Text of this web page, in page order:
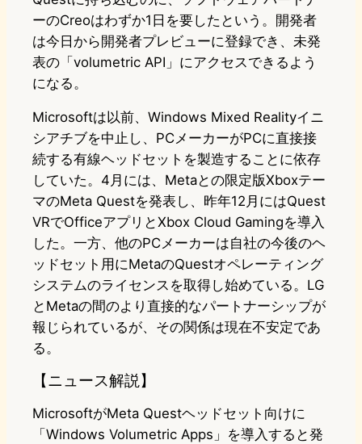
ーのCreoはわずか1日を要したという。開発者
は今日から開発者プレビューに登録でき、未発
表の「volumetric API」にアクセスできるよう
になる。
Microsoftは以前、Windows Mixed Realityイニ
シアチブを中止し、PCメーカーがPCに直接接
続する有線ヘッドセットを製造することに依存
していた。4月には、Metaとの限定版Xboxテー
マのMeta Questを発表し、昨年12月にはQuest
VRでOfficeアプリとXbox Cloud Gamingを導入
した。一方、他のPCメーカーは自社の今後のヘ
ッドセット用にMetaのQuestオペレーティング
システムのライセンスを取得し始めている。LG
とMetaの間のより直接的なパートナーシップが
報じられているが、その関係は現在不安定であ
る。
【ニュース解説】
MicrosoftがMeta Questヘッドセット向けに
「Windows Volumetric Apps」を導入すると発